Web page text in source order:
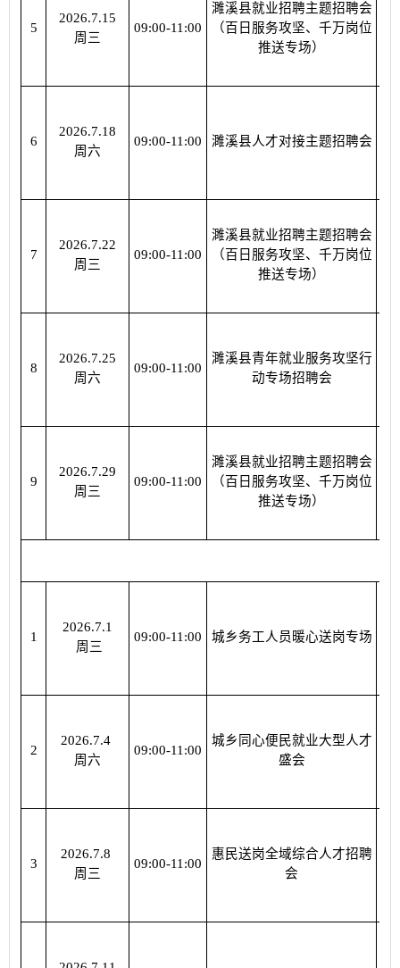
5
2026.7.15
周三
09:00-11:00
濉溪县就业招聘主题招聘会
（百日服务攻坚、千万岗位
推送专场）
6
2026.7.18
周六
09:00-11:00 濉溪县人才对接主题招聘会
7
2026.7.22
周三
09:00-11:00
濉溪县就业招聘主题招聘会
（百日服务攻坚、千万岗位
推送专场）
8
2026.7.25
周六
09:00-11:00
濉溪县青年就业服务攻坚行
动专场招聘会
9
2026.7.29
周三
09:00-11:00
濉溪县就业招聘主题招聘会
（百日服务攻坚、千万岗位
推送专场）
1
2026.7.1
周三
09:00-11:00 城乡务工人员暖心送岗专场
2
2026.7.4
周六
09:00-11:00
城乡同心便民就业大型人才
盛会
3
2026.7.8
周三
09:00-11:00
惠民送岗全域综合人才招聘
会